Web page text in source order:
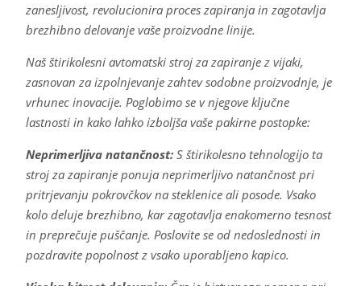
zanesljivost, revolucionira proces zapiranja in zagotavlja
brezhibno delovanje vaše proizvodne linije.
Naš štirikolesni avtomatski stroj za zapiranje z vijaki,
zasnovan za izpolnjevanje zahtev sodobne proizvodnje, je
vrhunec inovacije. Poglobimo se v njegove ključne
lastnosti in kako lahko izboljša vaše pakirne postopke:
Neprimerljiva natančnost:S štirikolesno tehnologijo ta
stroj za zapiranje ponuja neprimerljivo natančnost pri
pritrjevanju pokrovčkov na steklenice ali posode. Vsako
kolo deluje brezhibno, kar zagotavlja enakomerno tesnost
in preprečuje puščanje. Poslovite se od nedoslednosti in
pozdravite popolnost z vsako uporabljeno kapico.